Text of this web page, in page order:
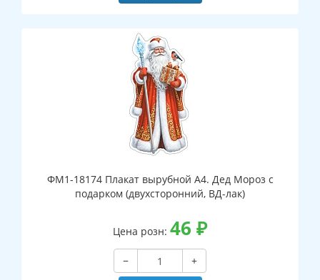
ФМ1-18174 Плакат вырубной А4. Дед Мороз с
подарком (двухсторонний, ВД-лак)
Цена розн: 46 ₽
−
+